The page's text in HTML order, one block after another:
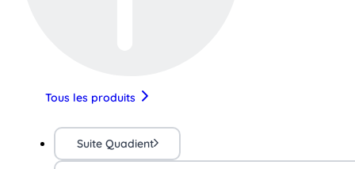
Tous les produits
Suite Quadient